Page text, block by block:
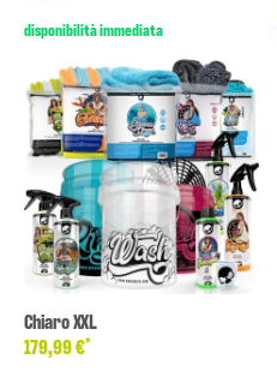
disponibilità immediata
Chiaro XXL
179,99 €*